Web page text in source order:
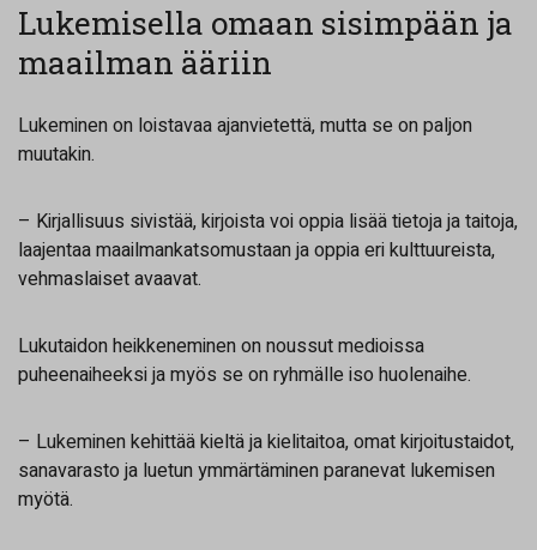
Lukemisella omaan sisimpään ja
maailman ääriin
Lukeminen on loistavaa ajanvietettä, mutta se on paljon
muutakin.
– Kirjallisuus sivistää, kirjoista voi oppia lisää tietoja ja taitoja,
laajentaa maailmankatsomustaan ja oppia eri kulttuureista,
vehmaslaiset avaavat.
Lukutaidon heikkeneminen on noussut medioissa
puheenaiheeksi ja myös se on ryhmälle iso huolenaihe.
– Lukeminen kehittää kieltä ja kielitaitoa, omat kirjoitustaidot,
sanavarasto ja luetun ymmärtäminen paranevat lukemisen
myötä.